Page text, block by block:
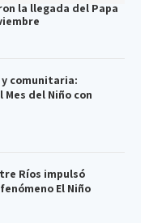
la llegada del Papa
comunitaria:
del Niño con
Ríos impulsó
El Niño